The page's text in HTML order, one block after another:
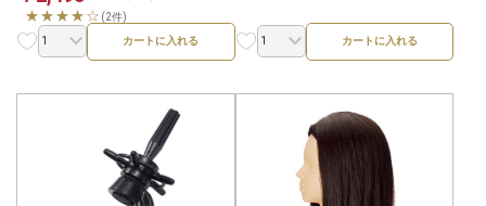
★★★★☆ (2件)
カートに入れる カートに入れる